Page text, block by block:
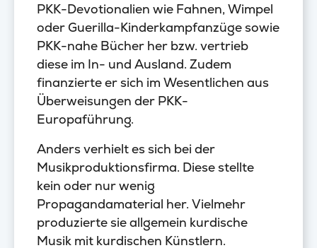
PKK-Devotionalien wie Fahnen, Wimpel
oder Guerilla-Kinderkampfanzüge sowie
PKK-nahe Bücher her bzw. vertrieb
diese im In- und Ausland. Zudem
finanzierte er sich im Wesentlichen aus
Überweisungen der PKK-
Europaführung.
Anders verhielt es sich bei der
Musikproduktionsfirma. Diese stellte
kein oder nur wenig
Propagandamaterial her. Vielmehr
produzierte sie allgemein kurdische
Musik mit kurdischen Künstlern.